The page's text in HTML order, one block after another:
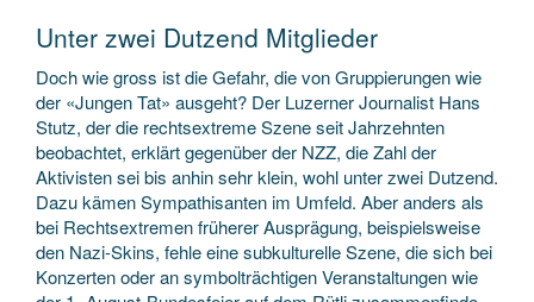
Unter zwei Dutzend Mitglieder
Doch wie gross ist die Gefahr, die von Gruppierungen wie
der «Jungen Tat» ausgeht? Der Luzerner Journalist Hans
Stutz, der die rechtsextreme Szene seit Jahrzehnten
beobachtet, erklärt gegenüber der NZZ, die Zahl der
Aktivisten sei bis anhin sehr klein, wohl unter zwei Dutzend.
Dazu kämen Sympathisanten im Umfeld. Aber anders als
bei Rechtsextremen früherer Ausprägung, beispielsweise
den Nazi-Skins, fehle eine subkulturelle Szene, die sich bei
Konzerten oder an symbolträchtigen Veranstaltungen wie